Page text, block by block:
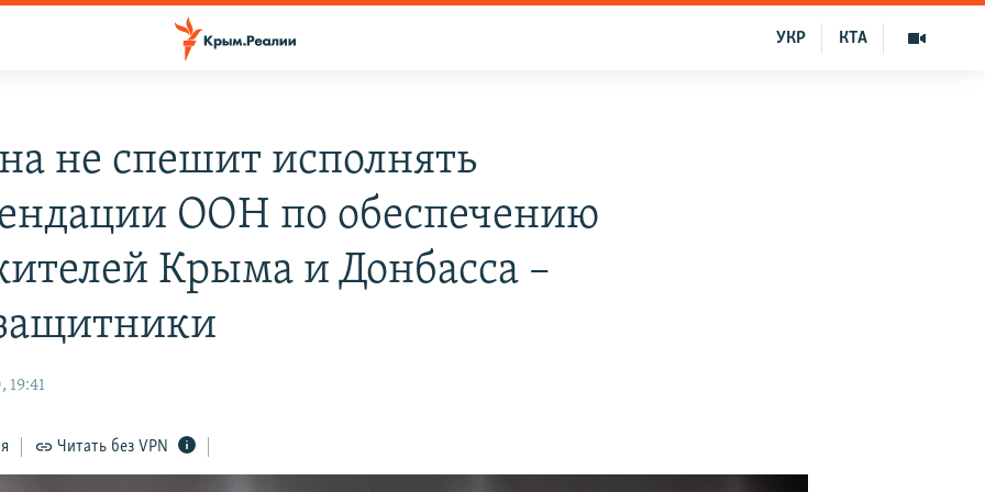
КТА
УКР
не спешит исполнять
ООН по обеспечению
Крыма и Донбасса –
19:41
Читать без VPN